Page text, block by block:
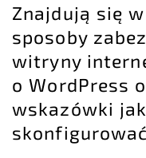
Znajdują się
sposoby
witryny
o WordPress
wskazówki